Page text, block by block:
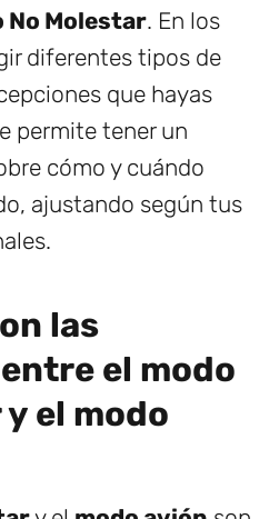
No Molestar. En los
diferentes tipos de
que hayas
permite tener un
cómo y cuándo
ajustando según tus
las
el modo
el modo